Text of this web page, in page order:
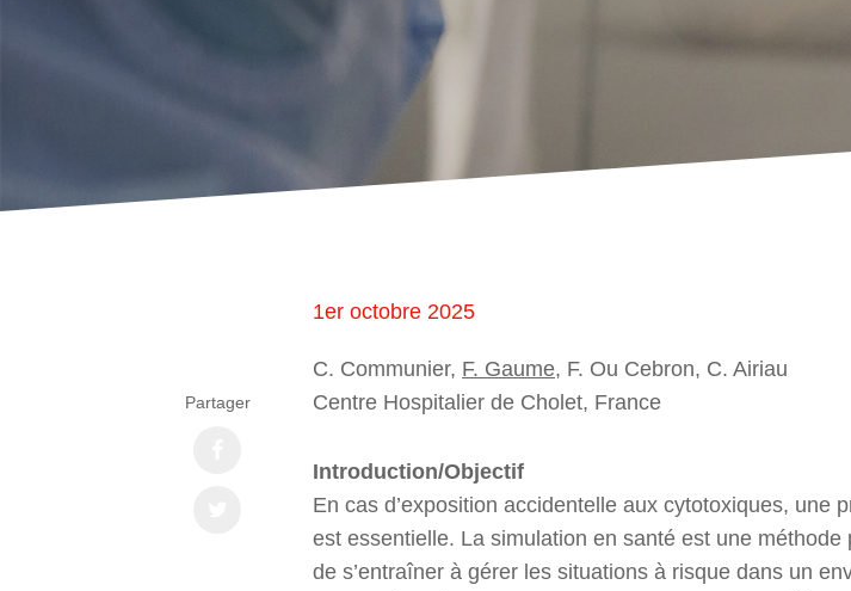
1er octobre 2025
C. Communier, F. Gaume, F. Ou Cebron, C. Airiau
Centre Hospitalier de Cholet, France
Introduction/Objectif
En cas d’exposition accidentelle aux cytotoxiques, une
est essentielle. La simulation en santé est une
de s’entraîner à gérer les situations à risque dans un
Partager